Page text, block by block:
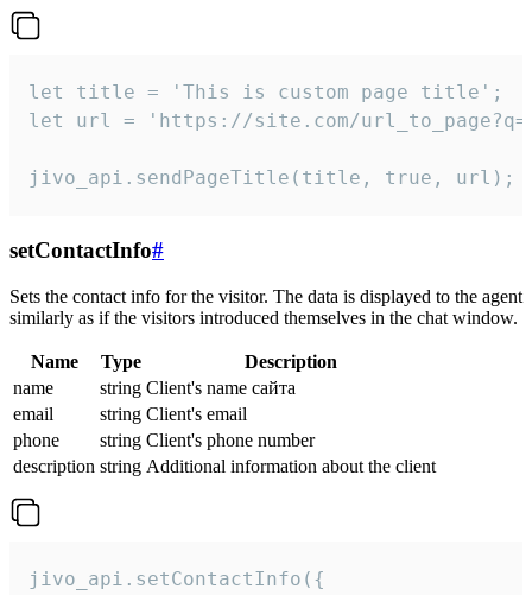
let title = 'This is custom page title';
let url = 'https://site.com/
jivo_api.sendPageTitle(title, true, url);
setContactInfo#
Sets the contact info for the visitor. The data is displayed to the agent
similarly as if the visitors introduced themselves in the chat window.
Name Type
Description
name
string Client's name сайта
email
string Client's email
phone
string Client's phone number
description string Additional information about the client
jivo_api.setContactInfo({